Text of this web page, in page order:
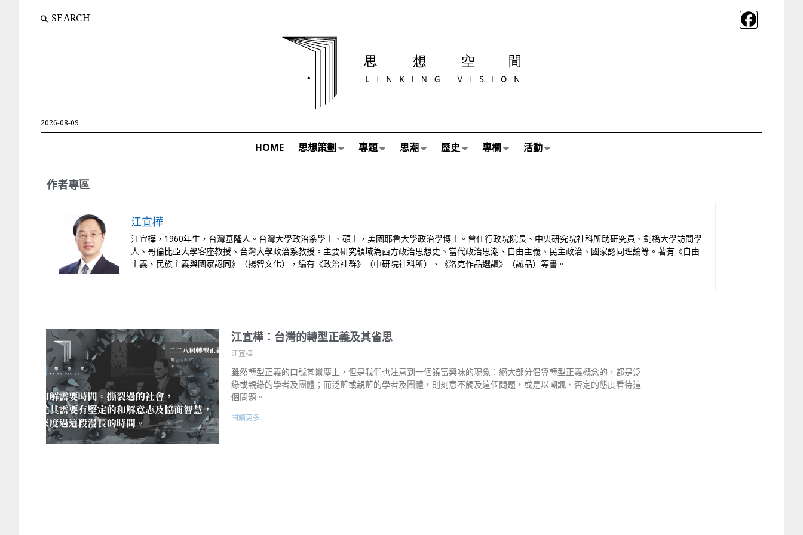
SEARCH
2026-08-09
HOME 思想策劃 專題 思潮 歷史 專欄 活動
作者專區
江宜樺
江宜樺，1960年生，台灣基隆人。台灣大學政治系學士、碩士，美國耶魯大學政治學博士。曾任行政院院長、中央研究院社科所助研究員、劍橋大學訪問學
人、哥倫比亞大學客座教授、台灣大學政治系教授。主要研究領域為西方政治思想史、當代政治思潮、自由主義、民主政治、國家認同理論等。著有《自由
主義、民族主義與國家認同》（揚智文化），編有《政治社群》（中研院社科所）、《洛克作品選讀》（誠品）等書。
江宜樺：台灣的轉型正義及其省思
江宜樺
雖然轉型正義的口號甚囂塵上，但是我們也注意到一個饒富興味的現象：絕大部分倡導轉型正義概念的，都是泛
綠或親綠的學者及團體；而泛藍或親藍的學者及團體，則刻意不觸及這個問題，或是以嘲諷、否定的態度看待這
個問題。
閱讀更多...